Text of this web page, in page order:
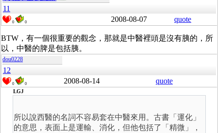
11
0 0 2008-08-07 quote
BTW，有一個很重要的觀念，那就是中醫裡頭是沒有胰的，所
以，中醫的脾是包括胰。
dou0228
12
0 0 2008-08-14 quote
LGJ
所以說西醫的名詞不容易套在中醫來用。古書「運化」
的意思，表面上是運輸、消化，但他包括了「精微」，